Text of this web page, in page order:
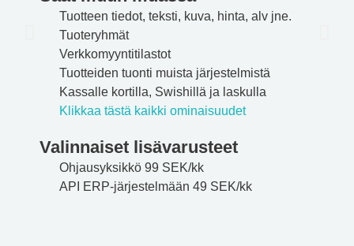
Tuotteen tiedot, teksti, kuva, hinta, alv jne.
Tuoteryhmät
Verkkomyyntitilastot
Tuotteiden tuonti muista järjestelmistä
Kassalle kortilla, Swishillä ja laskulla
Klikkaa tästä kaikki ominaisuudet
Valinnaiset lisävarusteet
Ohjausyksikkö 99 SEK/kk
API ERP-järjestelmään 49 SEK/kk